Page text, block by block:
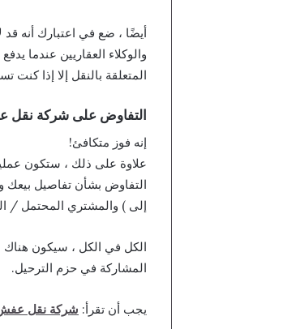
أيضًا ، ضع في اعتبارك أنه قد
والوكلاء العقاريين عندما
المتعلقة بالنقل إلا إذا
التفاوض على شركة
إنه فوز متكافئ!
علاوة على ذلك ، ستكون
التفاوض بشأن تفاصيل
إلى ) والمشتري المحتمل /
الكل في الكل ، سيكون هناك
المشاركة في حزم الترحيل.
يجب أن تقرأ: شركة نقل